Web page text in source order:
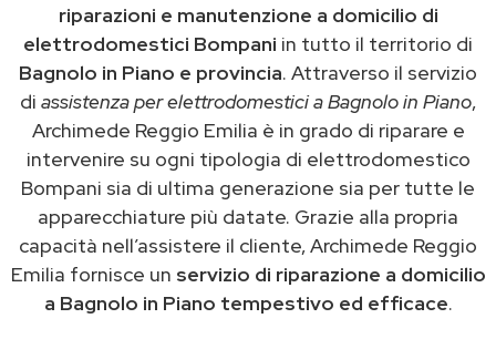
riparazioni e manutenzione a domicilio di
elettrodomestici Bompani in tutto il territorio di
Bagnolo in Piano e provincia. Attraverso il servizio
di assistenza per elettrodomestici a Bagnolo in Piano,
Archimede Reggio Emilia è in grado di riparare e
intervenire su ogni tipologia di elettrodomestico
Bompani sia di ultima generazione sia per tutte le
apparecchiature più datate. Grazie alla propria
capacità nell’assistere il cliente, Archimede Reggio
Emilia fornisce un servizio di riparazione a domicilio
a Bagnolo in Piano tempestivo ed efficace.